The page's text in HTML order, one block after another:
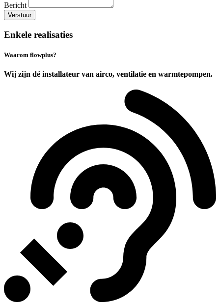
Bericht
Verstuur
Enkele realisaties
Waarom flowplus?
Wij zijn dé installateur van airco, ventilatie en warmtepompen.